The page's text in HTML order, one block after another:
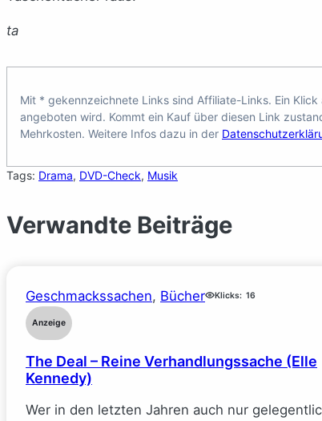
ta
Mit * gekennzeichnete Links sind Affiliate-Links. Ein
angeboten wird. Kommt ein Kauf über diesen Link
Mehrkosten. Weitere Infos dazu in der
Tags: Drama, DVD-Check, Musik
Verwandte Beiträge
Geschmackssachen, Bücher Klicks: 16
Anzeige
The Deal – Reine Verhandlungssache (Elle
Kennedy)
Wer in den letzten Jahren auch nur